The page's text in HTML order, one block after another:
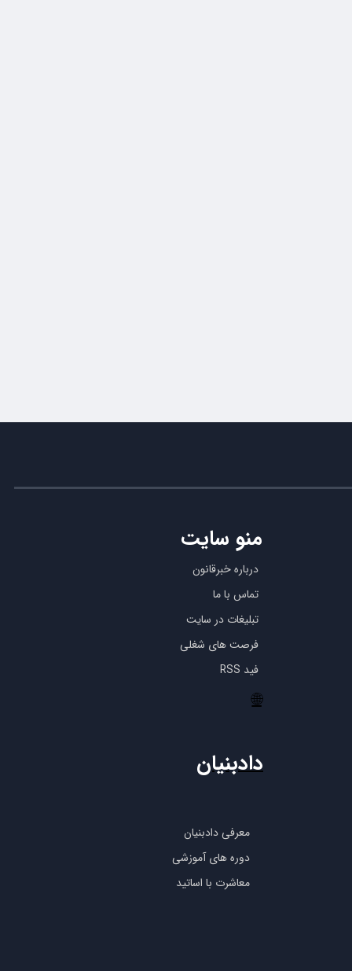
درباره خبرقانون
تماس با ما
تبلیغات در سایت
فرصت های شغلی
فید RSS
منو سایت
🌐
معرفی دادبنیان
دوره های آموزشی
معاشرت با اساتید
دادبنیان